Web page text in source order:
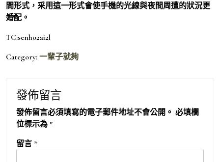
間形式，采用這一形式會使手機的光線與夜間周遭的狀況更
婚配。
TC:senho2ai2l
Category: 一輩子就夠
發佈留言
發佈留言必須填寫的電子郵件地址不會公開。 必填欄
位標示為 *
留言 *